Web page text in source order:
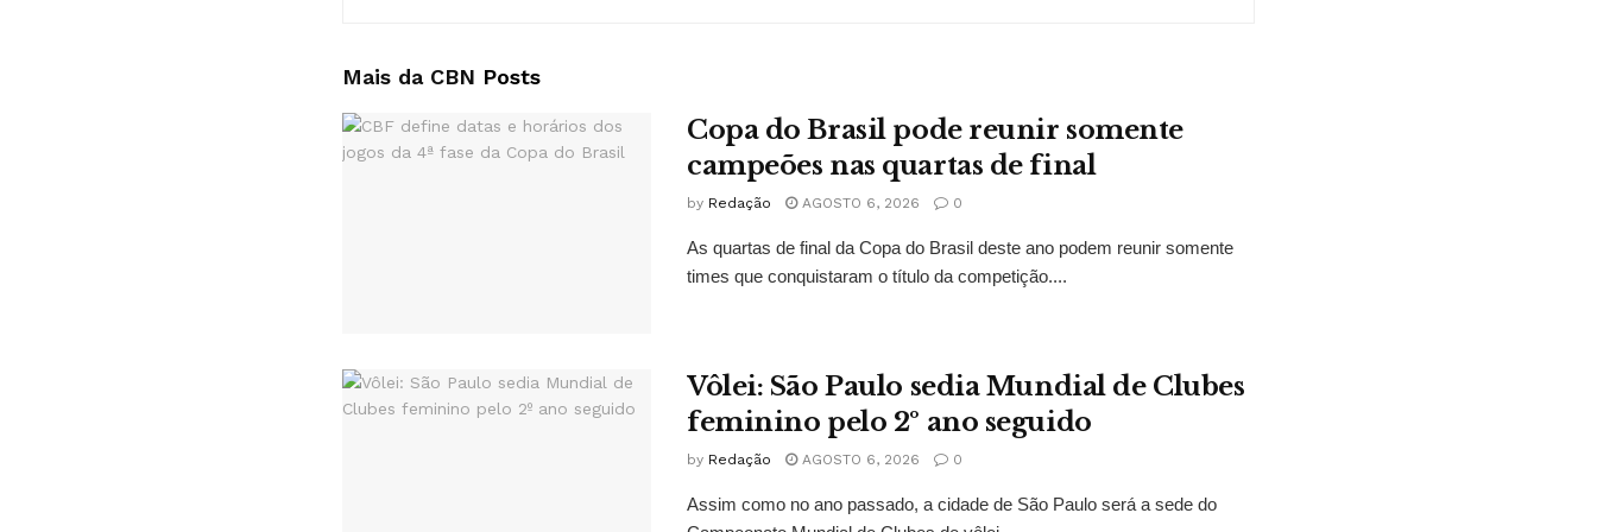
Mais da CBN Posts
Copa do Brasil pode reunir somente
campeões nas quartas de final
by Redação AGOSTO 6, 2026 0
As quartas de final da Copa do Brasil deste ano podem reunir somente
times que conquistaram o título da competição....
Vôlei: São Paulo sedia Mundial de Clubes
feminino pelo 2º ano seguido
by Redação AGOSTO 6, 2026 0
Assim como no ano passado, a cidade de São Paulo será a sede do